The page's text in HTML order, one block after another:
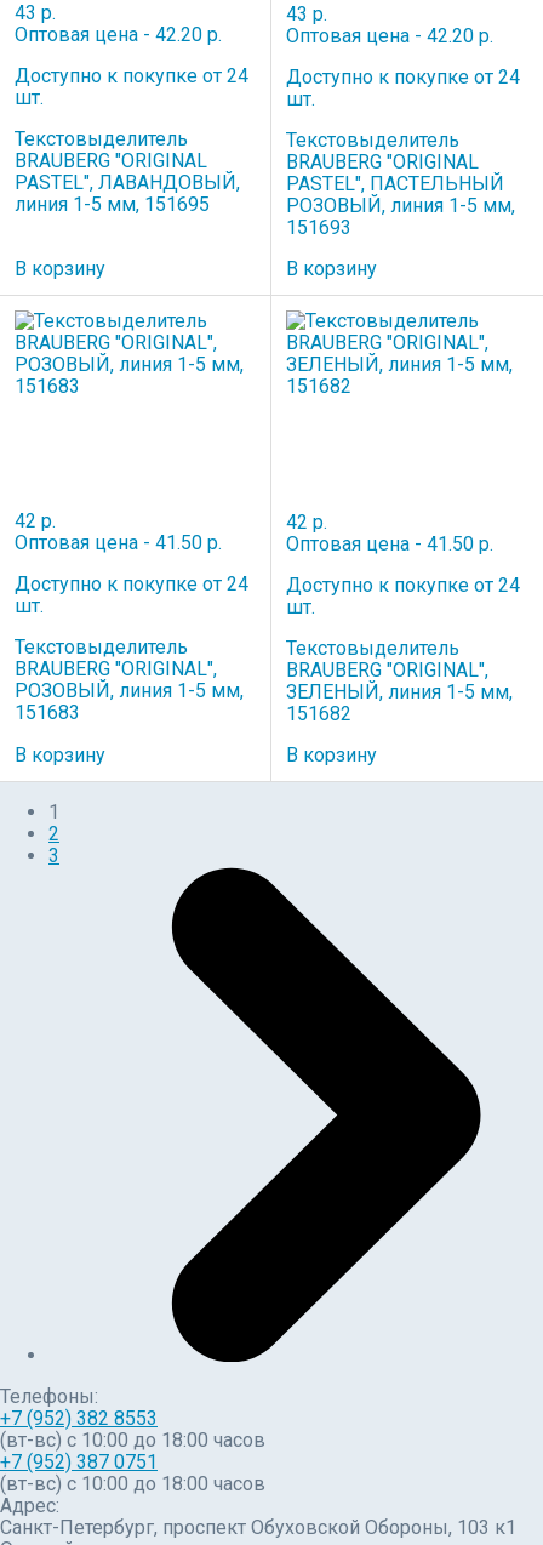
43 р.
Оптовая цена - 42.20 р.
Доступно к покупке от 24
шт.
Текстовыделитель
BRAUBERG "ORIGINAL
PASTEL", ЛАВАНДОВЫЙ,
линия 1-5 мм, 151695
В корзину
43 р.
Оптовая цена - 42.20 р.
Доступно к покупке от 24
шт.
Текстовыделитель
BRAUBERG "ORIGINAL
PASTEL", ПАСТЕЛЬНЫЙ
РОЗОВЫЙ, линия 1-5 мм,
151693
В корзину
42 р.
Оптовая цена - 41.50 р.
Доступно к покупке от 24
шт.
Текстовыделитель
BRAUBERG "ORIGINAL",
РОЗОВЫЙ, линия 1-5 мм,
151683
В корзину
42 р.
Оптовая цена - 41.50 р.
Доступно к покупке от 24
шт.
Текстовыделитель
BRAUBERG "ORIGINAL",
ЗЕЛЕНЫЙ, линия 1-5 мм,
151682
В корзину
1
2
3
Телефоны:
+7 (952) 382 8553
(вт-вс) c 10:00 до 18:00 часов
+7 (952) 387 0751
(вт-вс) с 10:00 до 18:00 часов
Адрес:
Санкт-Петербург, проспект Обуховской Обороны, 103 к1